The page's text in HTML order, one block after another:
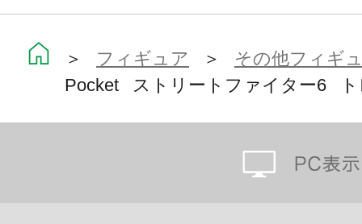
んだもん勝ち！」
・キャラクター 全8種＋シークレッ
※1BOXにはキャラクター8種＋シ
＞ フィギュア ＞ その他フィギ
Pocket ストリートファイター6